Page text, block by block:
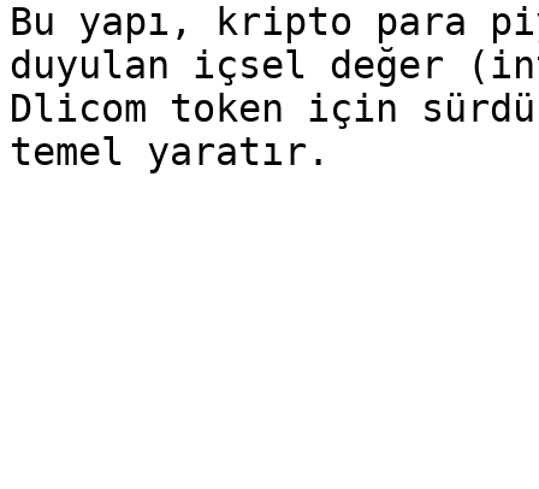
Bu yapı, kripto para
duyulan içsel değer
Dlicom token için